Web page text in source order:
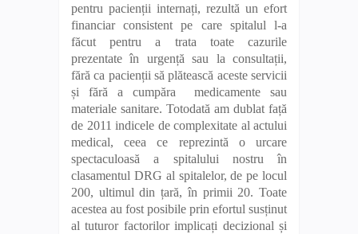
pentru pacienții internați, rezultă un efort
financiar consistent pe care spitalul l-a
făcut pentru a trata toate cazurile
prezentate în urgență sau la consultații,
fără ca pacienții să plătească aceste servicii
și fără a cumpăra medicamente sau
materiale sanitare. Totodată am dublat față
de 2011 indicele de complexitate al actului
medical, ceea ce reprezintă o urcare
spectaculoasă a spitalului nostru în
clasamentul DRG al spitalelor, de pe locul
200, ultimul din țară, în primii 20. Toate
acestea au fost posibile prin efortul susținut
al tuturor factorilor implicați decizional și